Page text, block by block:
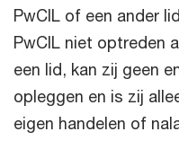
PwCIL of een ander
PwCIL niet optreden
een lid, kan zij geen
opleggen en is zij
eigen handelen of